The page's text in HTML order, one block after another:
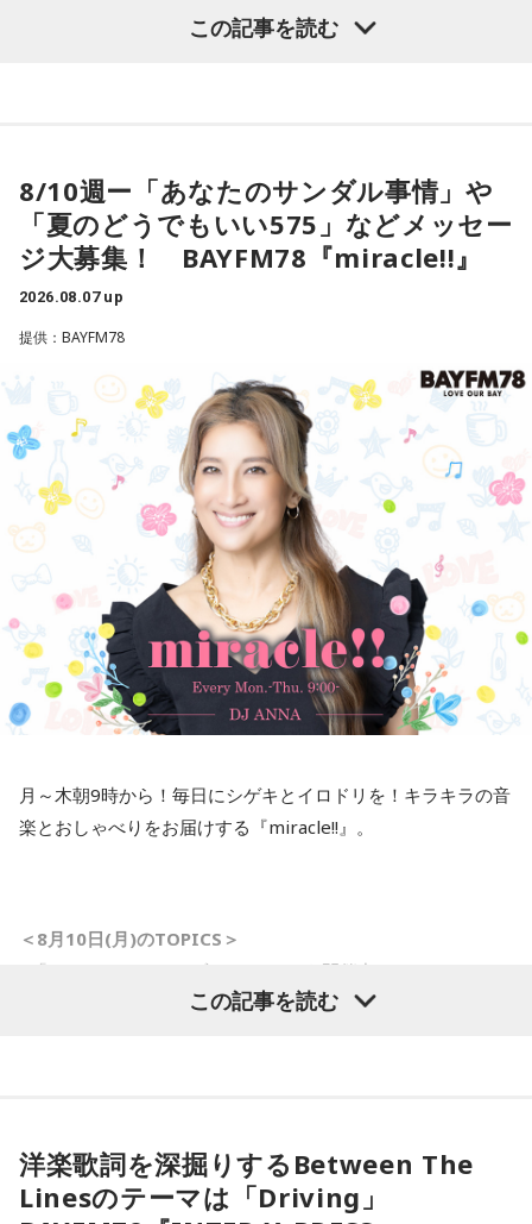
「これね、楽しんでやってほしいなってものすごい思
ると思うんですけど、温かくこの子を迎えて、いい町内会に
していただければ」
水谷「素晴らしい」
変わると思うのよ」
水谷
「そうですね。デザインとかも、ちょっと若々しくなっ
たりとかね」
一蔵
「そう。「これAIだ」とかさ。（笑） 他に色々苦労し
ている町内会もたくさんあると思うんですが、こういう町内
会もあるんだよと。若い子がやったって、やる気さえあれば
いいんだって。周りが盛り立てていけば誰でもなれるし、近
所の人と集まってお話しするっていうのもいいことだと思い
ます。町内会文化はなくなってほしくないんで、なんだった
ら、こういう町内会にはワタシ、ノーギャラで落語やりに行
水谷 （笑）
寺島「高市政権が閣議決定した消費税の減税方針が、日米関
か、インフレ抑制策を実行するか。私なら後者を優先する」
と話したといいます。自民党内では、トランプ政権が積極財
政の修正を求めるシナリオを警戒する声が上がりました。閣
僚経験者の一人は「アメリカが消費税の減税や歳出増にどれ
ほど注文をつけるのか見極める必要がある」このように強調
したといいます。消費税減税が日米関係の新たな火種に浮上
という。アメリカの政府高官が言ったということなんです
が、これ、会田さんはどう捉えていらっしゃいますか？」
会田「ベッセント財務長官のインタビューと、この誰だかよ
くわからない匿名の政府高官の発言が混ぜこぜになって、さ
もベッセント財務長官が日本の消費減税に反対したかのよう
な印象を与える記事が掲載されて、今、大きな問題となって
います。この誰かよくわからないアメリカの政府高官ですと
か、匿名の閣僚経験者の発言というのは、それほど重要では
ないということです。重要であれば、しっかり名前を出して
発言してくるはずですから、まったく問題にはならないと思
寺島「ベッセント財務長官はどういったかと言いますと、こ
れはNHKによるんですが…NHKの独占インタビューだったよ
に対し、ベッセント財務長官は具体的な政策の方向性への言
及は避けつつ、「植田総裁とは15年以上の知り合いで、絶大
な信頼を寄せている。日本経済にとって最善の措置を講じる
の金利の基準となってきたことであり、その機能が失われつ
つあるというような認識が広まれば、市場にとって好ましく
この記事を読む
8/10週ー「あなたのサンダル事情」や
「夏のどうでもいい575」などメッセー
ジ大募集！ BAYFM78『miracle!!』
2026.08.07 up
提供：BAYFM78
月～木朝9時から！毎日にシゲキとイロドリを！キラキラの音
楽とおしゃべりをお届けする『miracle!!』。
＜8月10日(月)のTOPICS＞
■「ミラクルサマーリゾート2026」を開催中！
8月10日（月）のテーマは「夏はサンダルっしょ！」 あなた
ネットに飛び交う、さまざまなトレンドワードの中から、
ミラクル独自のアングルで、気になる“コトバ”をキャッチアッ
この記事を読む
洋楽歌詞を深掘りするBetween The
Linesのテーマは「Driving」